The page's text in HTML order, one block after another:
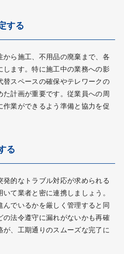
する
ら施工、不用品の廃棄まで、各
します。特に施工中の業務への影
替スペースの確保やテレワークの
計画が重要です。従業員への周
業ができるよう準備と協力を促
る
的なトラブル対応が求められる
て業者と密に連携しましょう。
んでいるかを厳しく管理すると同
の法令遵守に漏れがないかも再確
、工期通りのスムーズな完了に